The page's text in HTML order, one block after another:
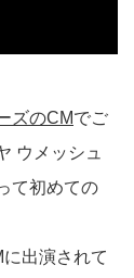
ズのCMでご
ウメッシュ
て初めての
出演されて